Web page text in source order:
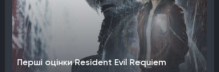
Перші оцінки Resident Evil Requiem